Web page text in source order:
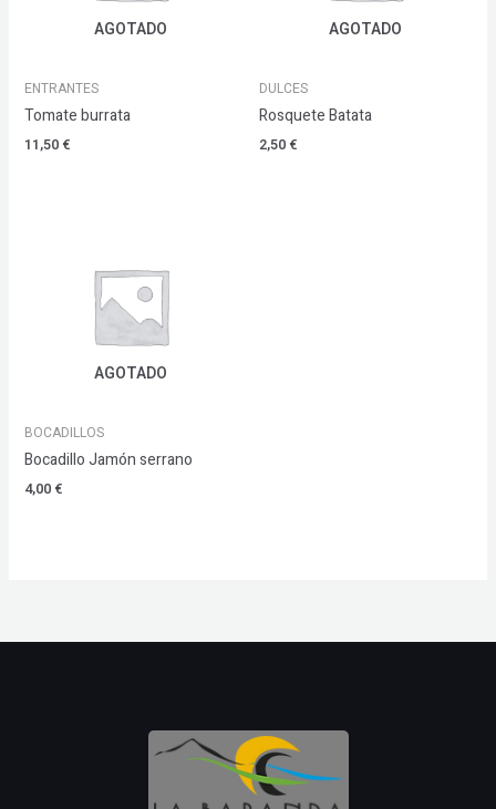
AGOTADO
ENTRANTES
Tomate burrata
11,50 €
AGOTADO
DULCES
Rosquete Batata
2,50 €
AGOTADO
BOCADILLOS
Bocadillo Jamón serrano
4,00 €